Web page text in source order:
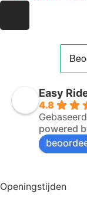
Easy
4.8
powered
Openingstijden